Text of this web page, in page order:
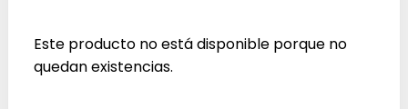
Este producto no está disponible porque no
quedan existencias.